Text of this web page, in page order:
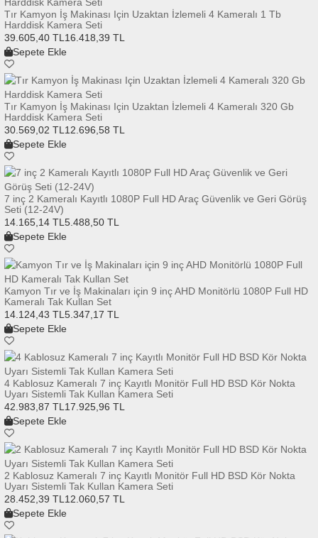
Tır Kamyon İş Makinası Için Uzaktan İzlemeli 4 Kameralı 1 Tb
Harddisk Kamera Seti
39.605,40 TL 16.418,39 TL
Sepete Ekle
Tır Kamyon İş Makinası Için Uzaktan İzlemeli 4 Kameralı 320 Gb
Harddisk Kamera Seti
30.569,02 TL 12.696,58 TL
Sepete Ekle
7 inç 2 Kameralı Kayıtlı 1080P Full HD Araç Güvenlik ve Geri Görüş
Seti (12-24V)
14.165,14 TL 5.488,50 TL
Sepete Ekle
Kamyon Tır ve İş Makinaları için 9 inç AHD Monitörlü 1080P Full HD
Kameralı Tak Kullan Set
14.124,43 TL 5.347,17 TL
Sepete Ekle
4 Kablosuz Kameralı 7 inç Kayıtlı Monitör Full HD BSD Kör Nokta
Uyarı Sistemli Tak Kullan Kamera Seti
42.983,87 TL 17.925,96 TL
Sepete Ekle
2 Kablosuz Kameralı 7 inç Kayıtlı Monitör Full HD BSD Kör Nokta
Uyarı Sistemli Tak Kullan Kamera Seti
28.452,39 TL 12.060,57 TL
Sepete Ekle